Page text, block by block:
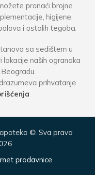
pronaći brojne
higijene,
i ostalih tegoba.
sa sedištem u
lokacije naših ogranaka
prihvatanje
©. Sva prava
prodavnice